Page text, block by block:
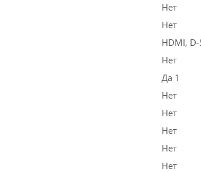
Нет
Нет
HDMI,
Нет
Да 1
Нет
Нет
Нет
Нет
Нет